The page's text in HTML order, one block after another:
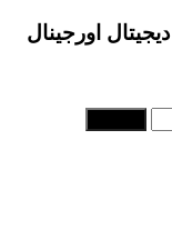
اورجینال